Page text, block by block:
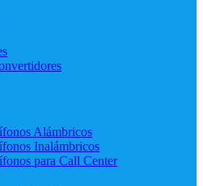
Alámbricos
Inalámbricos
para Call Center